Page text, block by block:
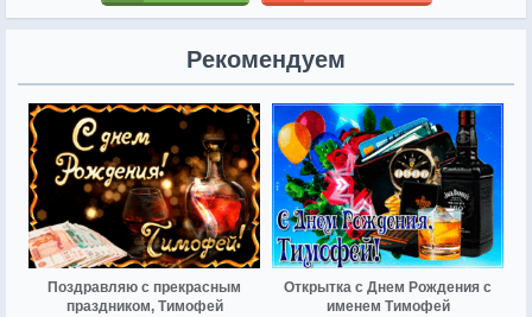
Рекомендуем
Поздравляю с прекрасным
праздником, Тимофей
Открытка с Днем Рождения с
именем Тимофей